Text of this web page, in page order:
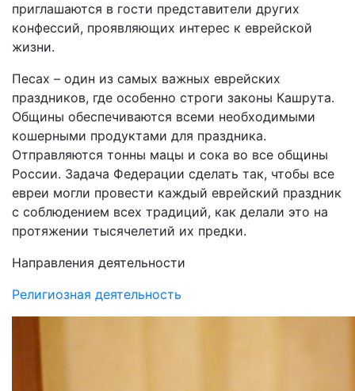
приглашаются в гости представители других
конфессий, проявляющих интерес к еврейской
жизни.
Песах – один из самых важных еврейских
праздников, где особенно строги законы Кашрута.
Общины обеспечиваются всеми необходимыми
кошерными продуктами для праздника.
Отправляются тонны мацы и сока во все общины
России. Задача Федерации сделать так, чтобы все
евреи могли провести каждый еврейский праздник
с соблюдением всех традиций, как делали это на
протяжении тысячелетий их предки.
Направления деятельности
Религиозная деятельность